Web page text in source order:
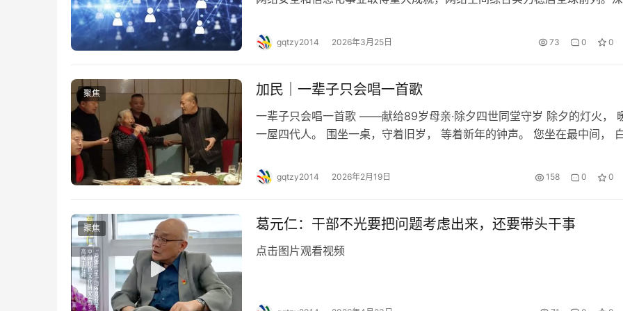
在“十五五”时期开创网络强国建设新局面具有重要的理论价值与现实意义。
&ldqu…
gqtzy2014 2026年3月25日 73 0 0
聚焦 加民｜一辈子只会唱一首歌
一辈子只会唱一首歌 ——献给89岁母亲·除夕四世同堂守岁 除夕的灯火，
一屋四代人。 围坐一桌，守着旧岁， 等着新年的钟声。 您坐在最中间，
只有一颗真心， 从心底里唱出来。 那是《东方红》， 是您年轻时就刻在心
的旋律， 是您走过岁月，…
gqtzy2014 2026年2月19日 158 0 0
聚焦 葛元仁：干部不光要把问题考虑出来，还要带头干事
点击图片观看视频